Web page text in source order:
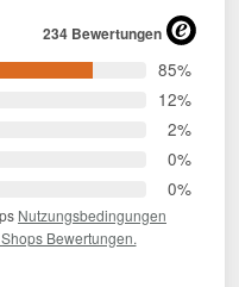
234 Bewertungen
85%
12%
2%
0%
0%
Nutzungsbedingungen
Bewertungen.